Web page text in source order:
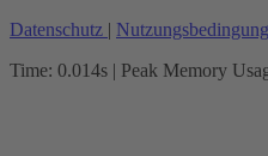
Datenschutz |
Time: 0.014s | Peak Memory